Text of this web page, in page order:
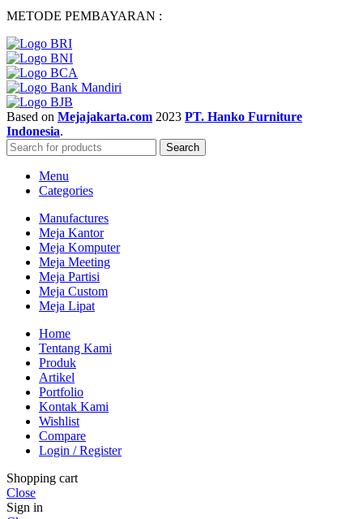
METODE PEMBAYARAN :
Based on Mejajakarta.com 2023 PT. Hanko Furniture
Indonesia.
Search
Menu
Categories
Manufactures
Meja Kantor
Meja Komputer
Meja Meeting
Meja Partisi
Meja Custom
Meja Lipat
Home
Tentang Kami
Produk
Artikel
Portfolio
Kontak Kami
Wishlist
Compare
Login / Register
Shopping cart
Close
Sign in